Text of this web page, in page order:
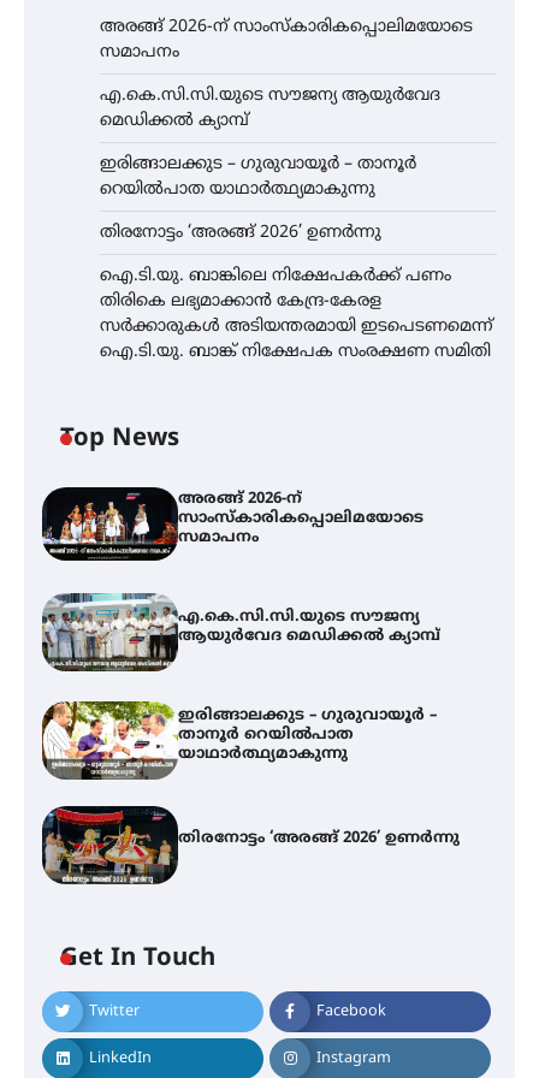
അരങ്ങ് 2026-ന് സാംസ്കാരികപ്പൊലിമയോടെ
സമാപനം
എ.കെ.സി.സി.യുടെ സൗജന്യ ആയുർവേദ
മെഡിക്കൽ ക്യാമ്പ്
ഇരിങ്ങാലക്കുട – ഗുരുവായൂർ – താനൂർ
റെയിൽപാത യാഥാർത്ഥ്യമാകുന്നു
തിരനോട്ടം ‘അരങ്ങ് 2026’ ഉണർന്നു
ഐ.ടി.യു. ബാങ്കിലെ നിക്ഷേപകർക്ക് പണം
തിരികെ ലഭ്യമാക്കാൻ കേന്ദ്ര-കേരള
സർക്കാരുകൾ അടിയന്തരമായി ഇടപെടണമെന്ന്
ഐ.ടി.യു. ബാങ്ക് നിക്ഷേപക സംരക്ഷണ സമിതി
Top News
അരങ്ങ് 2026-ന്
സാംസ്കാരികപ്പൊലിമയോടെ
സമാപനം
എ.കെ.സി.സി.യുടെ സൗജന്യ
ആയുർവേദ മെഡിക്കൽ ക്യാമ്പ്
ഇരിങ്ങാലക്കുട – ഗുരുവായൂർ –
താനൂർ റെയിൽപാത
യാഥാർത്ഥ്യമാകുന്നു
തിരനോട്ടം ‘അരങ്ങ് 2026’ ഉണർന്നു
Get In Touch
Twitter Facebook
LinkedIn Instagram
ഇരിങ്ങാലക്കുട – ഗുരുവായൂർ –
താനൂർ റെയിൽപാത
യാഥാർത്ഥ്യമാകുന്നു